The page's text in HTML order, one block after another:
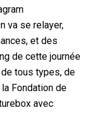
va se relayer,
et des
de cette journée
tous types, de
Fondation de
avec